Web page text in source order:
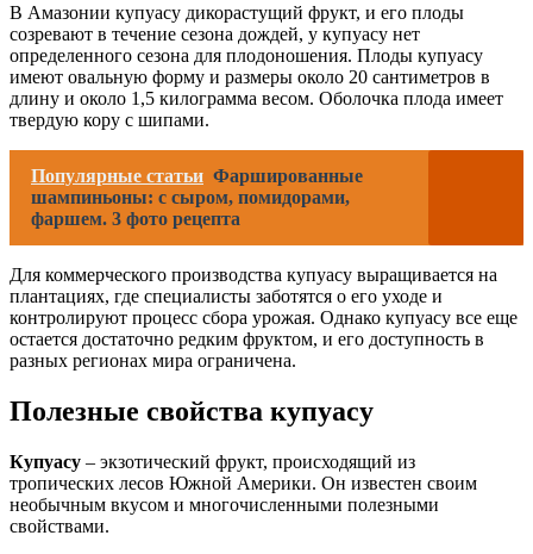
В Амазонии купуасу дикорастущий фрукт, и его плоды
созревают в течение сезона дождей, у купуасу нет
определенного сезона для плодоношения. Плоды купуасу
имеют овальную форму и размеры около 20 сантиметров в
длину и около 1,5 килограмма весом. Оболочка плода имеет
твердую кору с шипами.
Популярные статьи Фаршированные
шампиньоны: с сыром, помидорами,
фаршем. 3 фото рецепта
Для коммерческого производства купуасу выращивается на
плантациях, где специалисты заботятся о его уходе и
контролируют процесс сбора урожая. Однако купуасу все еще
остается достаточно редким фруктом, и его доступность в
разных регионах мира ограничена.
Полезные свойства купуасу
Купуасу – экзотический фрукт, происходящий из
тропических лесов Южной Америки. Он известен своим
необычным вкусом и многочисленными полезными
свойствами.